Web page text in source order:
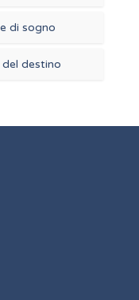
di sogno
destino